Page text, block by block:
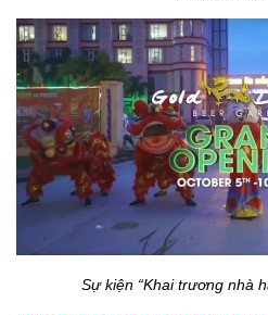
Sự kiện “Khai trương nhà